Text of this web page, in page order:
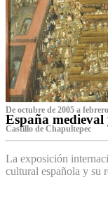
De octubre de 2005 a
España medieval
Castillo de Chapultepec
La exposición
cultural española y su